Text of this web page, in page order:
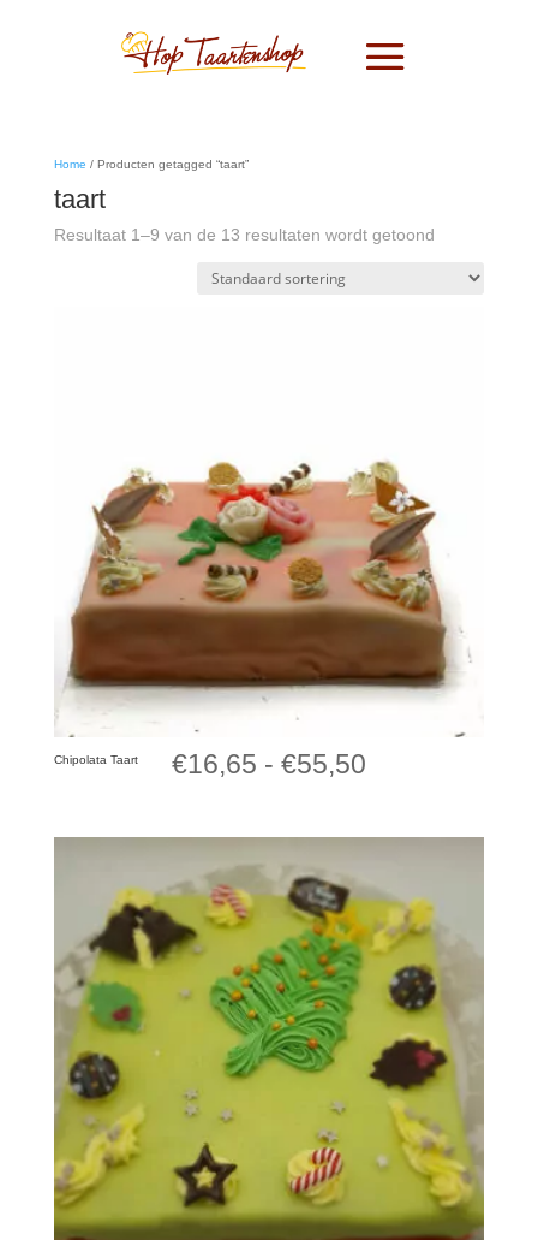
Home / Producten getagged “taart”
taart
Resultaat 1–9 van de 13 resultaten wordt getoond
Chipolata Taart €16,65 - €55,50Prijsklasse:
€55,50